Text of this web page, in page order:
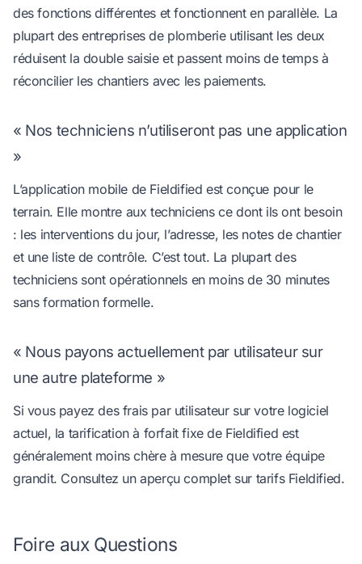
des fonctions différentes et fonctionnent en parallèle. La
plupart des entreprises de plomberie utilisant les deux
réduisent la double saisie et passent moins de temps à
réconcilier les chantiers avec les paiements.
« Nos techniciens n’utiliseront pas une application
»
L’application mobile de Fieldified est conçue pour le
terrain. Elle montre aux techniciens ce dont ils ont besoin
: les interventions du jour, l’adresse, les notes de chantier
et une liste de contrôle. C’est tout. La plupart des
techniciens sont opérationnels en moins de 30 minutes
sans formation formelle.
« Nous payons actuellement par utilisateur sur
une autre plateforme »
Si vous payez des frais par utilisateur sur votre logiciel
actuel, la tarification à forfait fixe de Fieldified est
généralement moins chère à mesure que votre équipe
grandit. Consultez un aperçu complet sur tarifs Fieldified.
Foire aux Questions